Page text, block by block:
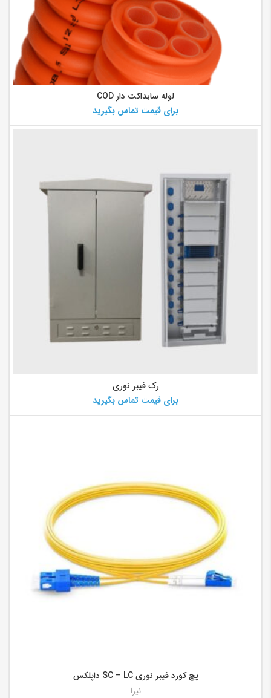
لوله سابداکت دار COD
برای قیمت تماس بگیرید
رک فیبر نوری
برای قیمت تماس بگیرید
پچ کورد فیبر نوری SC – LC داپلکس
نیرا